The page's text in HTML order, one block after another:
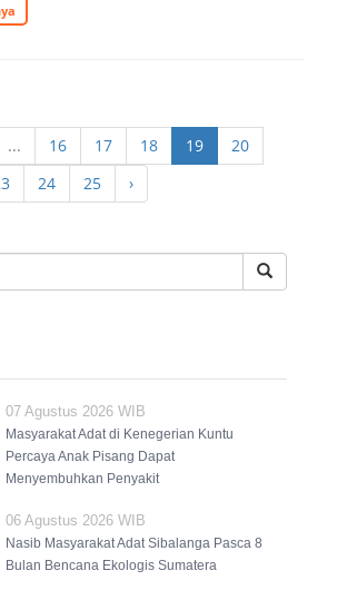
... 16 17 18 19
20
24 25 ›
07 Agustus 2026 WIB
Masyarakat Adat di Kenegerian Kuntu
Percaya Anak Pisang Dapat
Menyembuhkan Penyakit
06 Agustus 2026 WIB
Nasib Masyarakat Adat Sibalanga Pasca 8
Bulan Bencana Ekologis Sumatera